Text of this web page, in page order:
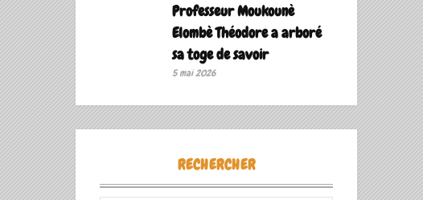
Professeur Moukounè
Elombè Théodore a arboré
sa toge de savoir ‎
5 mai 2026
RECHERCHER